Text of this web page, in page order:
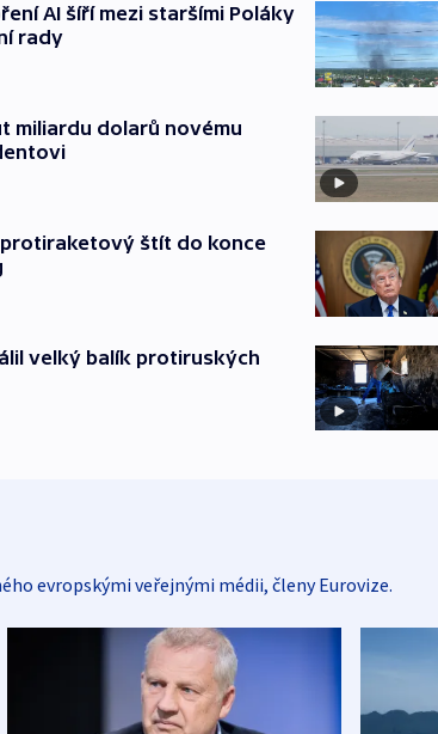
AI šíří mezi staršími Poláky
rady
miliardu dolarů novému
štít do konce
velký balík protiruských
evropskými veřejnými médii, členy Eurovize.